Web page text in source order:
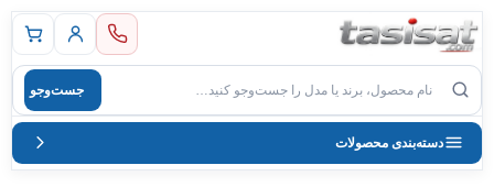
اصلی
جست‌وجو
دسته‌بندی محصولات